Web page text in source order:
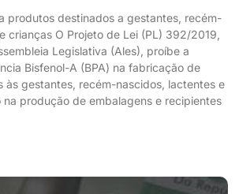
produtos destinados a gestantes, recém-
crianças O Projeto de Lei (PL) 392/2019,
Legislativa (Ales), proíbe a
Bisfenol-A (BPA) na fabricação de
às gestantes, recém-nascidos, lactentes e
produção de embalagens e recipientes